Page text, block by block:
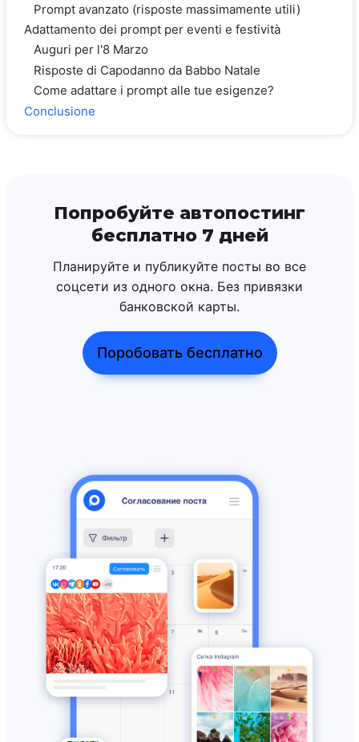
Prompt avanzato (risposte massimamente utili)
Adattamento dei prompt per eventi e festività
Auguri per l'8 Marzo
Risposte di Capodanno da Babbo Natale
Come adattare i prompt alle tue esigenze?
Conclusione
Попробуйте автопостинг
бесплатно 7 дней
Планируйте и публикуйте посты во все
соцсети из одного окна. Без привязки
банковской карты.
Поробовать бесплатно